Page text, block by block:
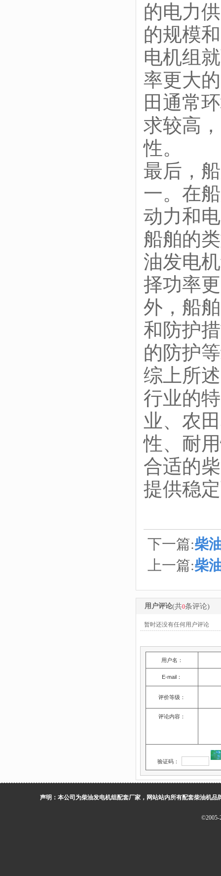
的电力
的规模
电机组
率更大
田通常
求较高
性。
最后，
一。在
动力和
船舶的
油发电
择功率
外，船
和防护
的防护
综上所
行业的
业、农
性、耐
合适的
提供稳
下一篇:柴
上一篇:柴
用户评论(共0条评论)
暂时还没有任何用户评论
用户名：
E-mail：
评价等级：
评论内容：
验证码：
声明：本公司为柴油发电机组配套厂家，网站站内所有配套柴油机